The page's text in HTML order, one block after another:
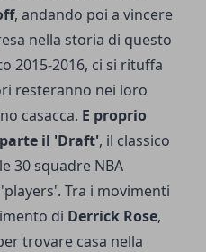
, andando poi a vincere
nella storia di questo
2015-2016, ci si rituffa
resteranno nei loro
casacca. E proprio
il 'Draft', il classico
30 squadre NBA
Tra i movimenti
di Derrick Rose,
trovare casa nella